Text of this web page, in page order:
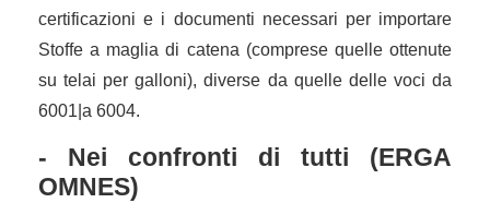
certificazioni e i documenti necessari per importare
Stoffe a maglia di catena (comprese quelle ottenute
su telai per galloni), diverse da quelle delle voci da
6001|a 6004.
- Nei confronti di tutti (ERGA
OMNES)